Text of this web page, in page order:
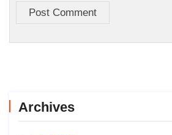
Post Comment
Archives